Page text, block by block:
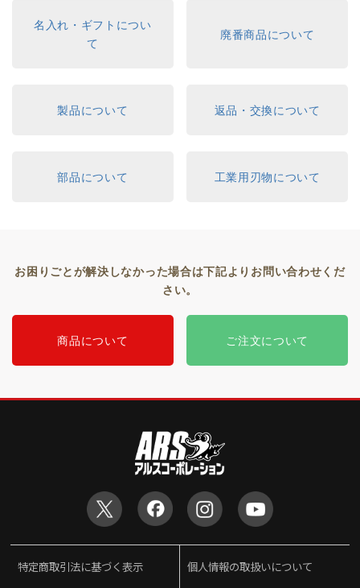
名入れ・ギフトについ
て
廃番商品について
製品について 返品・交換について
部品について 工業用刃物について
お困りごとが解決しなかった場合は下記よりお問い合わせくだ
さい。
商品について ご注文について
特定商取引法に基づく表示 個人情報の取扱いについて